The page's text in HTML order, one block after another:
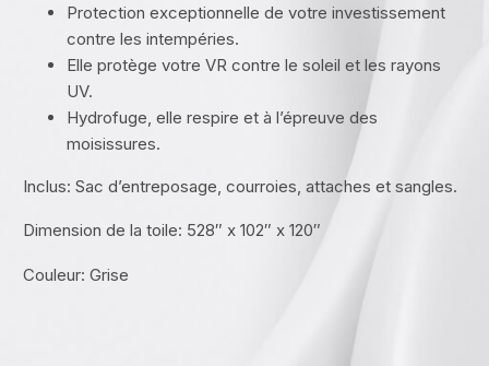
Protection exceptionnelle de votre investissement
contre les intempéries.
Elle protège votre VR contre le soleil et les rayons
UV.
Hydrofuge, elle respire et à l’épreuve des
moisissures.
Inclus: Sac d’entreposage, courroies, attaches et sangles.
Dimension de la toile: 528″ x 102″ x 120″
Couleur: Grise